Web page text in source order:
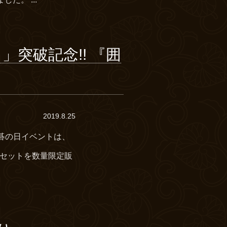
突破記念!! 『囲
2019.8.25
日イベントは、
ットを数量限定販